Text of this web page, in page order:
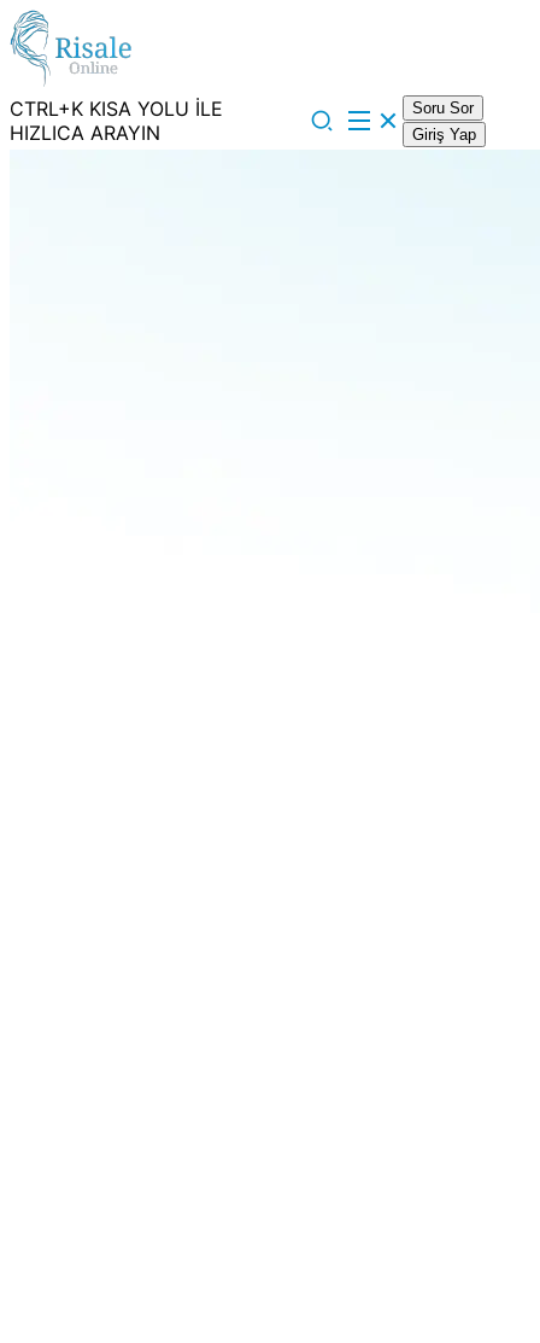
CTRL+K KISA YOLU İLE
HIZLICA ARAYIN
Soru Sor
Giriş Yap